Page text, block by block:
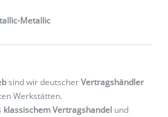
Metallic
sind wir deutscherVertragshändler
Werkstätten.
klassischem Vertragshandel und